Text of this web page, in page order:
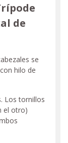
de
se
hilo de
Los tornillos
el otro)